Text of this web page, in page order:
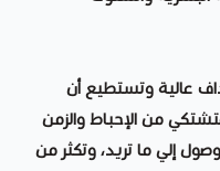
عالية وتستطيع أن
من الإحباط والزمن
إلي ما تريد، وتكثر من